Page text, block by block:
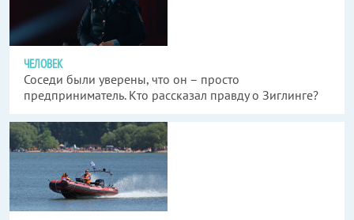
ЧЕЛОВЕК
Соседи были уверены, что он – просто
предприниматель. Кто рассказал правду о Зиглинге?